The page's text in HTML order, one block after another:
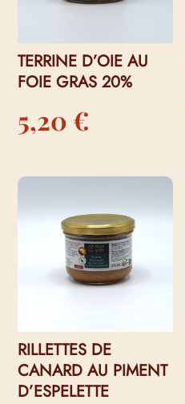
TERRINE D’OIE AU
FOIE GRAS 20%
5,20 €
RILLETTES DE
CANARD AU PIMENT
D’ESPELETTE